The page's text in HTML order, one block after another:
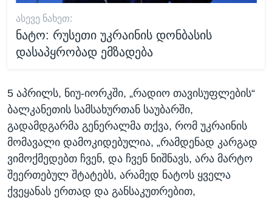
ᲐᲡᲔᲕᲔ ᲜᲐᲮᲔᲗ:
ნატო: რუსეთი უკრაინის დონბასის
დასაპყრობად ემზადება
5 აპრილს, ნიუ-იორკში, „რადიო თავისუფლების“
ბალკანეთის სამსახურთან საუბარში,
გადამდგარმა გენერალმა თქვა, რომ უკრაინის
მომავალი დამოკიდებულია, „რამდენად კარგად
ვიმოქმედებთ ჩვენ, და ჩვენ ნიშნავს, არა მარტო
შეერთებულ შტატებს, არამედ ნატოს ყველა
ქვეყანას ერთად და განსაკუთრებით,